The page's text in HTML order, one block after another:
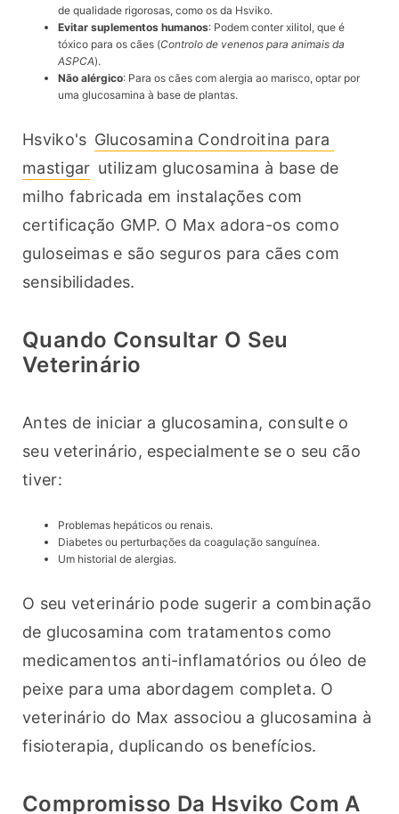
de qualidade rigorosas, como os da Hsviko.
Evitar suplementos humanos: Podem conter xilitol, que é
tóxico para os cães (Controlo de venenos para animais da
ASPCA).
Não alérgico: Para os cães com alergia ao marisco, optar por
uma glucosamina à base de plantas.
Hsviko's Glucosamina Condroitina para
mastigar utilizam glucosamina à base de
milho fabricada em instalações com
certificação GMP. O Max adora-os como
guloseimas e são seguros para cães com
sensibilidades.
Quando Consultar O Seu
Veterinário
Antes de iniciar a glucosamina, consulte o
seu veterinário, especialmente se o seu cão
tiver:
Problemas hepáticos ou renais.
Diabetes ou perturbações da coagulação sanguínea.
Um historial de alergias.
O seu veterinário pode sugerir a combinação
de glucosamina com tratamentos como
medicamentos anti-inflamatórios ou óleo de
peixe para uma abordagem completa. O
veterinário do Max associou a glucosamina à
fisioterapia, duplicando os benefícios.
Compromisso Da Hsviko Com A